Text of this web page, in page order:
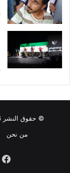
© حقوق النشر 2026، جميع الحقوق محفوظة | سناك سوري
من نحن